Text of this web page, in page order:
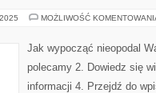
MOŻLIWOŚĆ
Jak wypocząć nieopodal
polecamy 2. Dowiedz się
informacji 4. Przejdź do